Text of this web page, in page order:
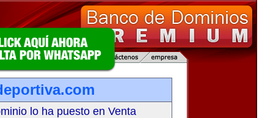
lo ha puesto en Venta